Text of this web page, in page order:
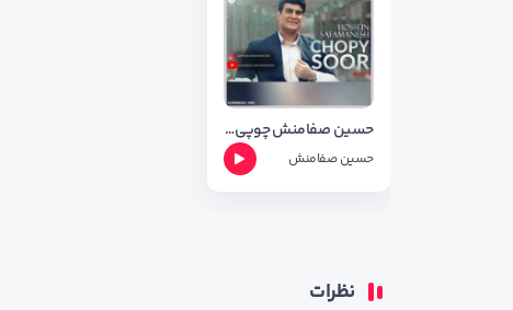
حسین صفامنش چوپی سور ❤️ (چوپی سوور ) + متن اهنگ
حسین صفامنش
نظرات